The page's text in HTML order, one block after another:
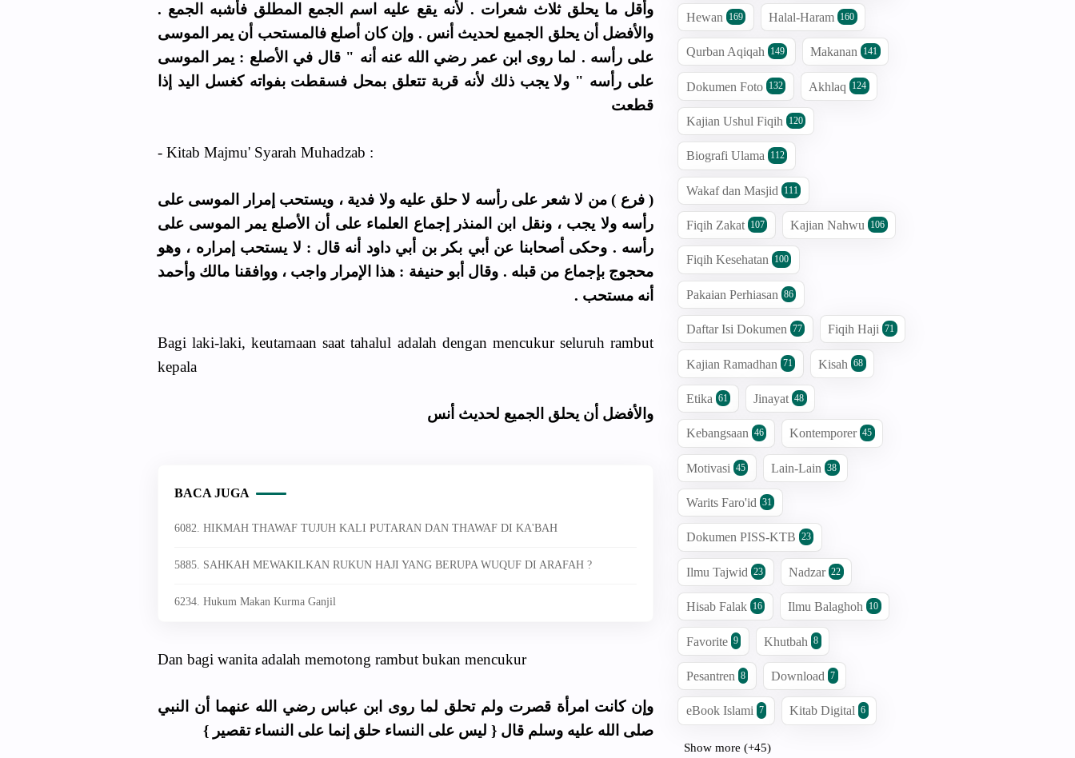
وأقل ما يحلق ثلاث شعرات . لأنه يقع عليه اسم الجمع المطلق فأشبه الجمع .
والأفضل أن يحلق الجميع لحديث أنس . وإن كان أصلع فالمستحب أن يمر الموسى
على رأسه . لما روى ابن عمر رضي الله عنه أنه " قال في الأصلع : يمر الموسى
على رأسه " ولا يجب ذلك لأنه قربة تتعلق بمحل فسقطت بفواته كغسل اليد إذا
قطعت
- Kitab Majmu' Syarah Muhadzab :
( فرع ) من لا شعر على رأسه لا حلق عليه ولا فدية ، ويستحب إمرار الموسى على
رأسه ولا يجب ، ونقل ابن المنذر إجماع العلماء على أن الأصلع يمر الموسى على
رأسه . وحكى أصحابنا عن أبي بكر بن أبي داود أنه قال : لا يستحب إمراره ، وهو
محجوج بإجماع من قبله . وقال أبو حنيفة : هذا الإمرار واجب ، ووافقنا مالك وأحمد
أنه مستحب .
Bagi laki-laki, keutamaan saat tahalul adalah dengan mencukur seluruh rambut
kepala
والأفضل أن يحلق الجميع لحديث أنس
BACA JUGA
6082. HIKMAH THAWAF TUJUH KALI PUTARAN DAN THAWAF DI KA'BAH
5885. SAHKAH MEWAKILKAN RUKUN HAJI YANG BERUPA WUQUF DI ARAFAH ?
6234. Hukum Makan Kurma Ganjil
Dan bagi wanita adalah memotong rambut bukan mencukur
وإن كانت امرأة قصرت ولم تحلق لما روى ابن عباس رضي الله عنهما أن النبي
صلى الله عليه وسلم قال { ليس على النساء حلق إنما على النساء تقصير }
Hewan 169 Halal-Haram 160
Qurban Aqiqah 149 Makanan 141
Dokumen Foto 132 Akhlaq 124
Kajian Ushul Fiqih 120
Biografi Ulama 112
Wakaf dan Masjid 111
Fiqih Zakat 107 Kajian Nahwu 106
Fiqih Kesehatan 100
Pakaian Perhiasan 86
Daftar Isi Dokumen 77 Fiqih Haji 71
Kajian Ramadhan 71 Kisah 68
Etika 61 Jinayat 48
Kebangsaan 46 Kontemporer 45
Motivasi 45 Lain-Lain 38
Warits Faro'id 31
Dokumen PISS-KTB 23
Ilmu Tajwid 23 Nadzar 22
Hisab Falak 16 Ilmu Balaghoh 10
Favorite 9 Khutbah 8
Pesantren 8 Download 7
eBook Islami 7 Kitab Digital 6
Show more (+45)